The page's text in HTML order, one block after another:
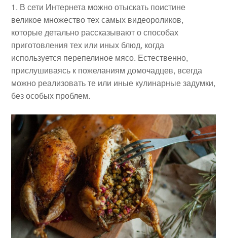
В сети Интернета можно отыскать поистине
великое множество тех самых видеороликов,
которые детально рассказывают о способах
приготовления тех или иных блюд, когда
используется перепелиное мясо. Естественно,
прислушиваясь к пожеланиям домочадцев, всегда
можно реализовать те или иные кулинарные задумки,
без особых проблем.